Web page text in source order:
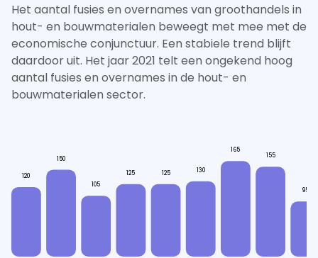
Het aantal fusies en overnames van groothandels in
hout- en bouwmaterialen beweegt met mee met de
economische conjunctuur. Een stabiele trend blijft
daardoor uit. Het jaar 2021 telt een ongekend hoog
aantal fusies en overnames in de hout- en
bouwmaterialen sector.
120
150
105
125 125 130
165
155
95